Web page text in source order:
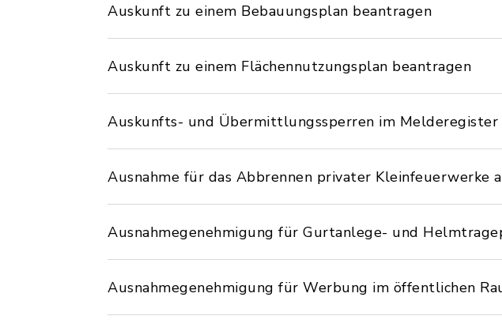
Auskunft zu einem Bebauungsplan beantragen
Auskunft zu einem Flächennutzungsplan beantragen
Auskunfts- und Übermittlungssperren im
Ausnahme für das Abbrennen privater Kleinfeuerwerke
Ausnahmegenehmigung für Gurtanlege- und
Ausnahmegenehmigung für Werbung im öffentlichen